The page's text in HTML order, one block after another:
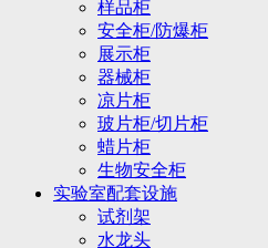
样品柜
安全柜/防爆柜
展示柜
器械柜
凉片柜
玻片柜/切片柜
蜡片柜
生物安全柜
实验室配套设施
试剂架
水龙头